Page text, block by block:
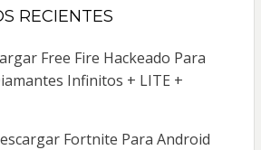
RECIENTES
Free Fire Hackeado Para
Infinitos + LITE +
Fortnite Para Android